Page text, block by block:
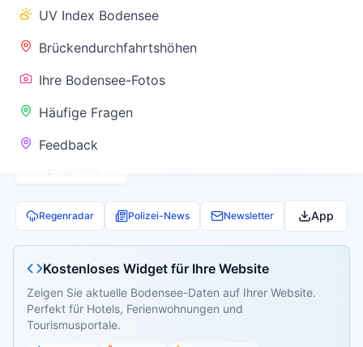
UV Index Bodensee
Brückendurchfahrtshöhen
Ihre Bodensee-Fotos
Häufige Fragen
Feedback
✅ Keine
Warnung
Regenradar Polizei-News Newsletter App
Kostenloses Widget für Ihre Website
Zeigen Sie aktuelle Bodensee-Daten auf Ihrer Website.
Perfekt für Hotels, Ferienwohnungen und
Tourismusportale.